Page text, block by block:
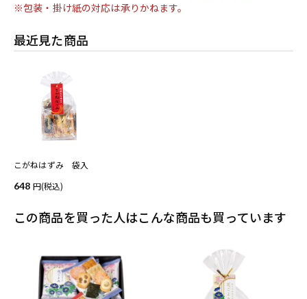
※包装・掛け紙の対応は承りかねます。
最近見た商品
こがねはずみ 袋入
648
(税込)
この商品を買った人はこんな商品も買っています